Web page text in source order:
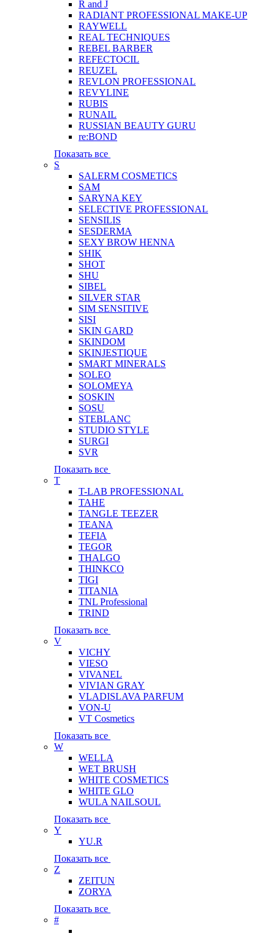
R and J
RADIANT PROFESSIONAL MAKE-UP
RAYWELL
REAL TECHNIQUES
REBEL BARBER
REFECTOCIL
REUZEL
REVLON PROFESSIONAL
REVYLINE
RUBIS
RUNAIL
RUSSIAN BEAUTY GURU
re:BOND
Показать все
S
SALERM COSMETICS
SAM
SARYNA KEY
SELECTIVE PROFESSIONAL
SENSILIS
SESDERMA
SEXY BROW HENNA
SHIK
SHOT
SHU
SIBEL
SILVER STAR
SIM SENSITIVE
SISI
SKIN GARD
SKINDOM
SKINJESTIQUE
SMART MINERALS
SOLEO
SOLOMEYA
SOSKIN
SOSU
STEBLANC
STUDIO STYLE
SURGI
SVR
Показать все
T
T-LAB PROFESSIONAL
TAHE
TANGLE TEEZER
TEANA
TEFIA
TEGOR
THALGO
THINKCO
TIGI
TITANIA
TNL Professional
TRIND
Показать все
V
VICHY
VIESO
VIVANEL
VIVIAN GRAY
VLADISLAVA PARFUM
VON-U
VT Cosmetics
Показать все
W
WELLA
WET BRUSH
WHITE COSMETICS
WHITE GLO
WULA NAILSOUL
Показать все
Y
YU.R
Показать все
Z
ZEITUN
ZORYA
Показать все
#